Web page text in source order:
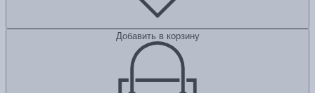
Добавить в корзину